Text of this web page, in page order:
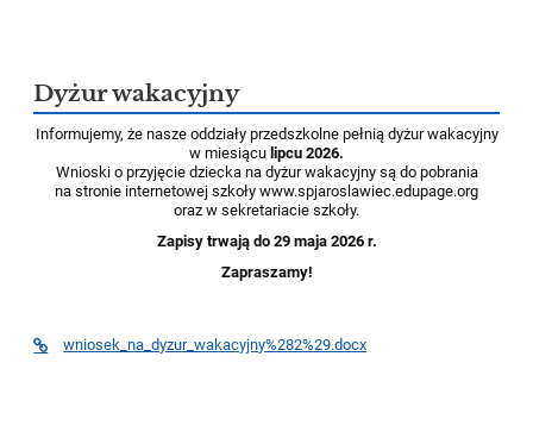
Dyżur wakacyjny
Informujemy, że nasze oddziały przedszkolne pełnią dyżur wakacyjny
w miesiącu lipcu 2026.
Wnioski o przyjęcie dziecka na dyżur wakacyjny są do pobrania
na stronie internetowej szkoły www.spjaroslawiec.edupage.org
oraz w sekretariacie szkoły.
Zapisy trwają do 29 maja 2026 r.
Zapraszamy!
wniosek_na_dyzur_wakacyjny%282%29.docx